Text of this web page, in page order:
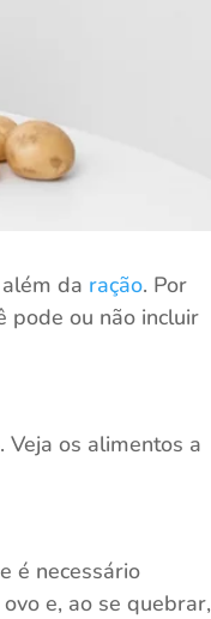
da ração. Por
pode ou não incluir
os alimentos a
é necessário
e, ao se quebrar,